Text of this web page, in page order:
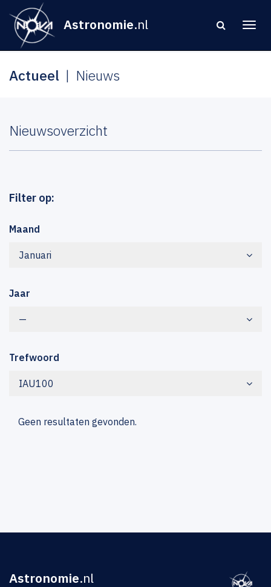
Astronomie.nl
Actueel Nieuws
Nieuwsoverzicht
Filter op:
Maand
Januari
Jaar
—
Trefwoord
IAU100
Geen resultaten gevonden.
Astronomie.nl